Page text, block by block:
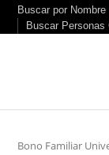
k
Buscar por Nombre
Buscar Personas
Bono Familiar